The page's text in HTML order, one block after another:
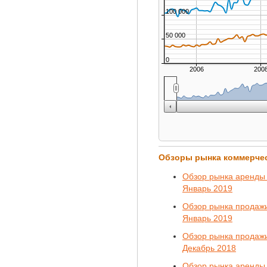
2006
0
50 000
100 000
Обзоры рынка
Обзор рынка аренды
Январь 2019
Обзор рынка
Январь 2019
Обзор рынка
Декабрь 2018